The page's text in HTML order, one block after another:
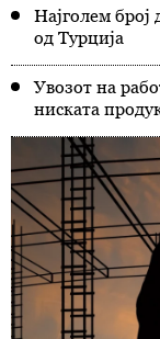
Најголем
од Турција
Увозот на
ниската